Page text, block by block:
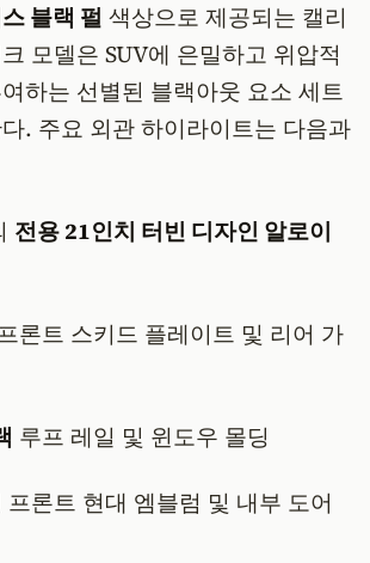
블랙 펄 색상으로 제공되는 캘리
모델은 SUV에 은밀하고 위압적
하는 선별된 블랙아웃 요소 세트
. 주요 외관 하이라이트는 다음과
전용 21인치 터빈 디자인 알로이
론트 스키드 플레이트 및 리어 가
루프 레일 및 윈도우 몰딩
프론트 현대 엠블럼 및 내부 도어